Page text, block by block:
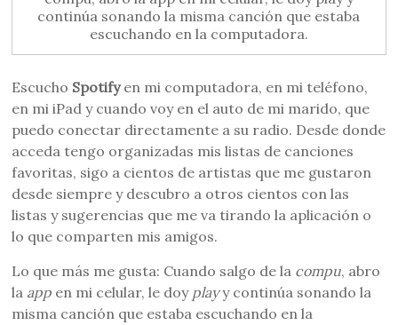
continúa sonando la misma canción que estaba
escuchando en la computadora.
Escucho Spotifyen mi computadora, en mi teléfono,
en mi iPad y cuando voy en el auto de mi marido, que
puedo conectar directamente a su radio. Desde donde
acceda tengo organizadas mis listas de canciones
favoritas, sigo a cientos de artistas que me gustaron
desde siempre y descubro a otros cientos con las
listas y sugerencias que me va tirando la aplicación o
lo que comparten mis amigos.
Lo que más me gusta: Cuando salgo de la compu, abro
la app en mi celular, le doy playy continúa sonando la
misma canción que estaba escuchando en la